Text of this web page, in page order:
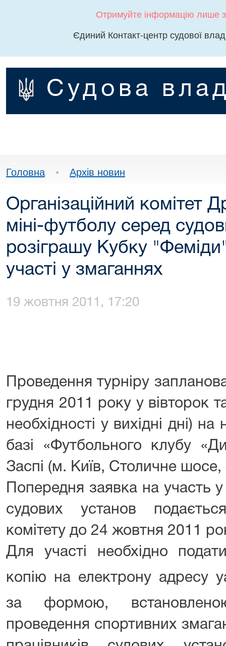
Отримуйте інформацію лише
Єдиний Контакт-центр судової
Судова
Головна • Архів новин
Організаційний комітет
міні-футболу серед
розіграшу Кубку
участі у змаганнях
19 жовтня 2011, 17:20
Проведення турніру
грудня 2011 року у вівторок
необхідності у вихідні дні)
базі «Футбольного клубу
Заспі (м. Київ, Столичне шосе,
Попередня заявка на участь
судових установ
комітету до 24 жовтня 2011
Для участі необхідно
копію на електрону адресу
за формою,
проведення спортивних